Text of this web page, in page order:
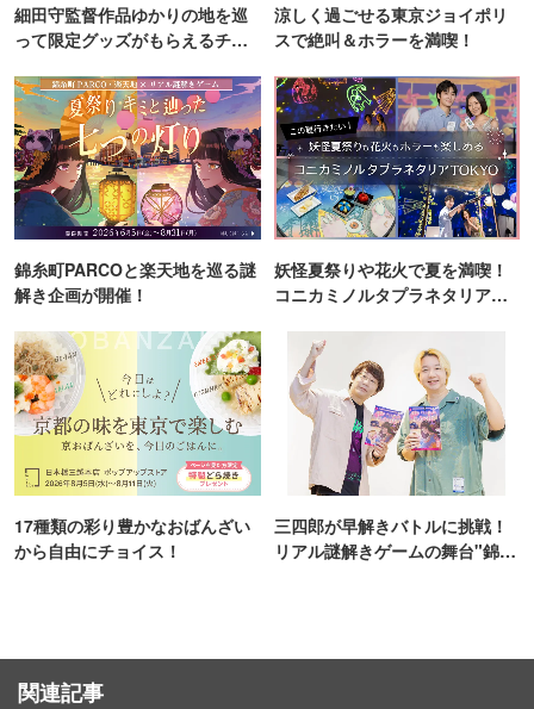
細田守監督作品ゆかりの地を巡
って限定グッズがもらえるチャ
涼しく過ごせる東京ジョイポリ
スで絶叫＆ホラーを満喫！
錦糸町PARCOと楽天地を巡る謎
解き企画が開催！
妖怪夏祭りや花火で夏を満喫！
コニカミノルタプラネタリア
17種類の彩り豊かなおばんざい
から自由にチョイス！
三四郎が早解きバトルに挑戦！
リアル謎解きゲームの舞台"錦糸
関連記事